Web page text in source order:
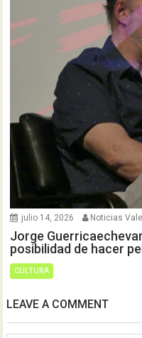
julio 14, 2026 Noticias
Jorge
posibilidad de hacer
CULTURA
LEAVE A COMMENT